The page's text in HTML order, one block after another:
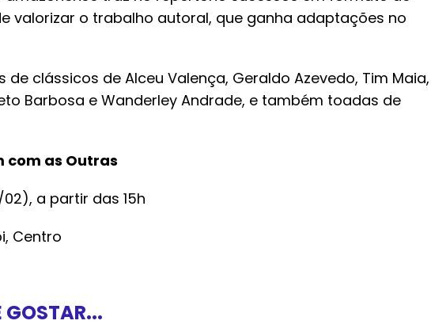
valorizar o trabalho autoral, que ganha adaptações no
clássicos de Alceu Valença, Geraldo Azevedo, Tim Maia,
Barbosa e Wanderley Andrade, e também toadas de
com as Outras
a partir das 15h
Centro
GOSTAR...